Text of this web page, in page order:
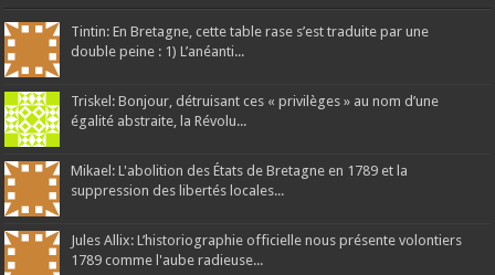
Tintin: En Bretagne, cette table rase s’est traduite par une
double peine : 1) L’anéanti...
Triskel: Bonjour, détruisant ces « privilèges » au nom d’une
égalité abstraite, la Révolu...
Mikael: L'abolition des États de Bretagne en 1789 et la
suppression des libertés locales...
Jules Allix: L’historiographie officielle nous présente volontiers
1789 comme l'aube radieuse...